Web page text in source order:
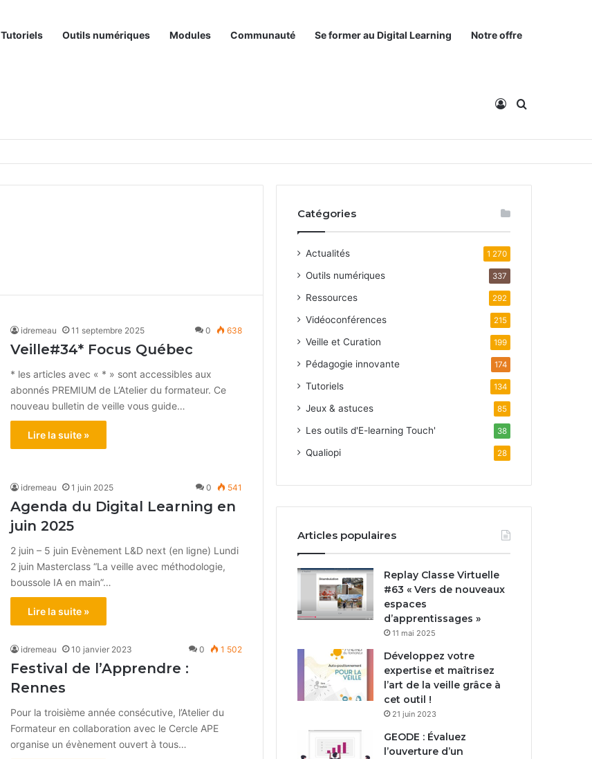
Tutoriels Outils numériques Modules Communauté Se former au Digital Learning Notre offre
Connexion
Rechercher
idremeau 11 septembre 2025 0 638
Veille#34* Focus Québec
* les articles avec « * » sont accessibles aux
abonnés PREMIUM de L’Atelier du formateur. Ce
nouveau bulletin de veille vous guide…
Lire la suite »
idremeau 1 juin 2025 0 541
Agenda du Digital Learning en
juin 2025
2 juin – 5 juin Evènement L&D next (en ligne) Lundi
2 juin Masterclass “La veille avec méthodologie,
boussole IA en main”…
Lire la suite »
idremeau 10 janvier 2023 0 1 502
Festival de l’Apprendre :
Rennes
Pour la troisième année consécutive, l’Atelier du
Formateur en collaboration avec le Cercle APE
organise un évènement ouvert à tous…
Catégories
Actualités 1 270
Outils numériques 337
Ressources 292
Vidéoconférences 215
Veille et Curation 199
Pédagogie innovante 174
Tutoriels 134
Jeux & astuces 85
Les outils d'E-learning Touch' 38
Qualiopi 28
Articles populaires
Replay Classe Virtuelle
#63 « Vers de nouveaux
espaces
d’apprentissages »
11 mai 2025
Développez votre
expertise et maîtrisez
l’art de la veille grâce à
cet outil !
21 juin 2023
GEODE : Évaluez
l’ouverture d’un